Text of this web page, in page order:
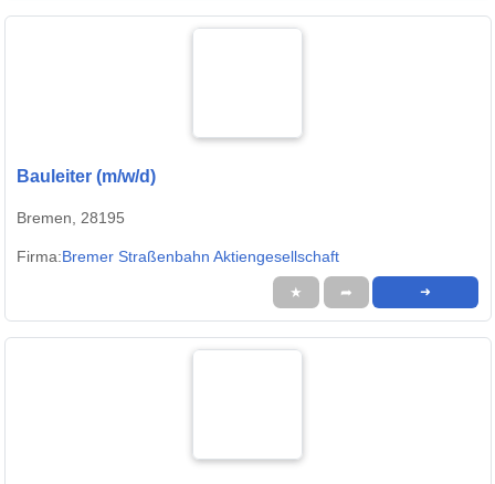
Bauleiter (m/w/d)
Bremen, 28195
Firma:Bremer Straßenbahn Aktiengesellschaft
★ ➦ ➜